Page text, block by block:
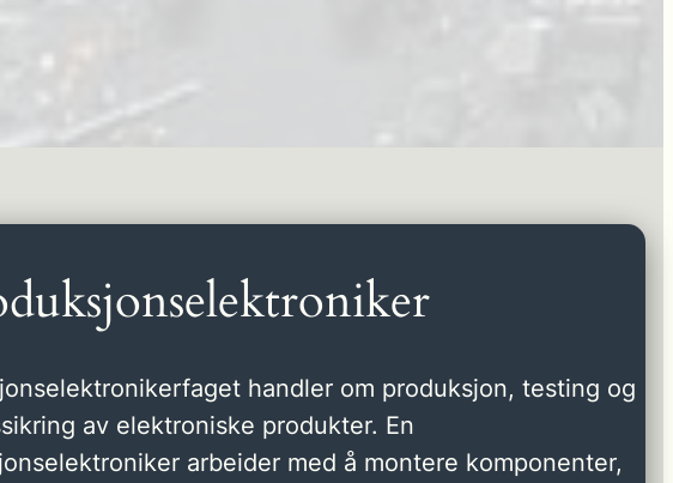
handler om produksjon, testing og
av elektroniske produkter. En
arbeider med å montere komponenter,